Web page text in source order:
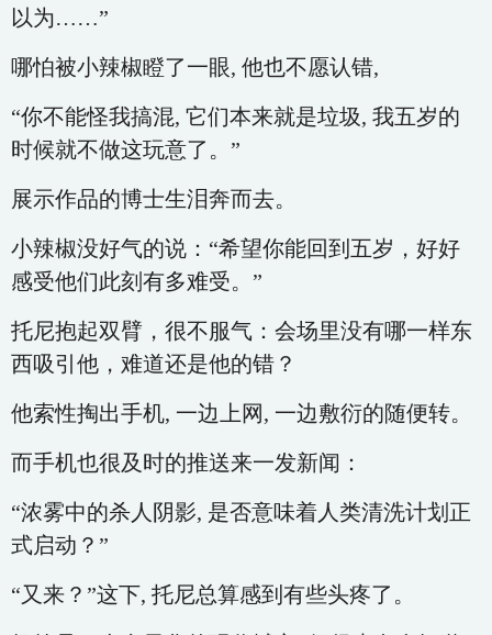
以为……”
哪怕被小辣椒瞪了一眼, 他也不愿认错,
“你不能怪我搞混, 它们本来就是垃圾, 我五岁的
时候就不做这玩意了。”
展示作品的博士生泪奔而去。
小辣椒没好气的说：“希望你能回到五岁，好好
感受他们此刻有多难受。”
托尼抱起双臂，很不服气：会场里没有哪一样东
西吸引他，难道还是他的错？
他索性掏出手机, 一边上网, 一边敷衍的随便转。
而手机也很及时的推送来一发新闻：
“浓雾中的杀人阴影, 是否意味着人类清洗计划正
式启动？”
“又来？”这下, 托尼总算感到有些头疼了。